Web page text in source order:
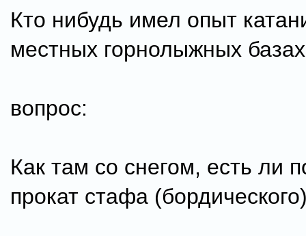
Кто нибудь имел опыт
местных горнолыжных
вопрос:
Как там со снегом, есть ли
прокат стафа